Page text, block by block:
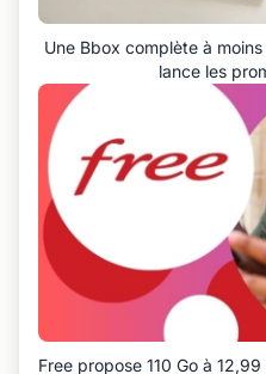
Une Bbox complète à
lance les
Free propose 110 Go à